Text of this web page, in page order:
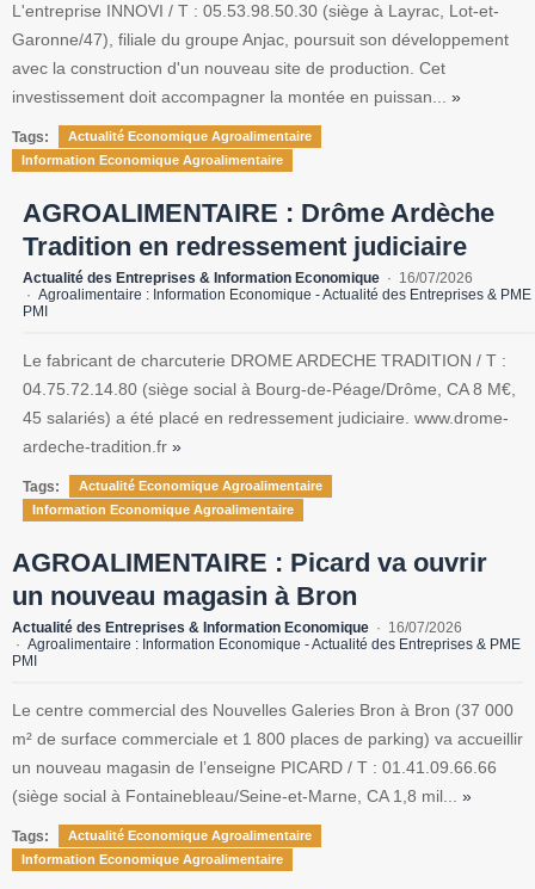
L'entreprise INNOVI / T : 05.53.98.50.30 (siège à Layrac, Lot-et-
Garonne/47), filiale du groupe Anjac, poursuit son développement
avec la construction d'un nouveau site de production. Cet
investissement doit accompagner la montée en puissan... »
Tags:
Actualité Economique Agroalimentaire
Information Economique Agroalimentaire
AGROALIMENTAIRE : Drôme Ardèche
Tradition en redressement judiciaire
Actualité des Entreprises & Information Economique
16/07/2026
Agroalimentaire : Information Economique - Actualité des Entreprises & PME
PMI
Le fabricant de charcuterie DROME ARDECHE TRADITION / T :
04.75.72.14.80 (siège social à Bourg-de-Péage/Drôme, CA 8 M€,
45 salariés) a été placé en redressement judiciaire. www.drome-
ardeche-tradition.fr »
Tags:
Actualité Economique Agroalimentaire
Information Economique Agroalimentaire
AGROALIMENTAIRE : Picard va ouvrir
un nouveau magasin à Bron
Actualité des Entreprises & Information Economique
16/07/2026
Agroalimentaire : Information Economique - Actualité des Entreprises & PME
PMI
Le centre commercial des Nouvelles Galeries Bron à Bron (37 000
m² de surface commerciale et 1 800 places de parking) va accueillir
un nouveau magasin de l’enseigne PICARD / T : 01.41.09.66.66
(siège social à Fontainebleau/Seine-et-Marne, CA 1,8 mil... »
Tags:
Actualité Economique Agroalimentaire
Information Economique Agroalimentaire